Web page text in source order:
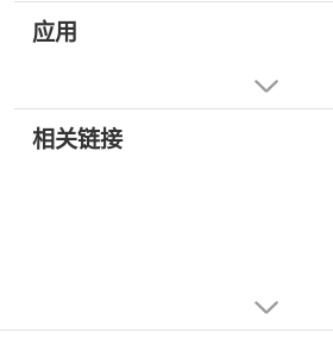
应用
相关链接